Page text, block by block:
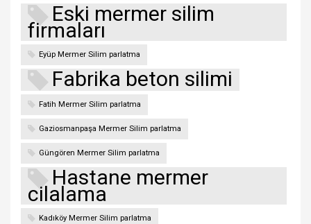
Eski mermer silim
firmaları
Eyüp Mermer Silim parlatma
Fabrika beton silimi
Fatih Mermer Silim parlatma
Gaziosmanpaşa Mermer Silim parlatma
Güngören Mermer Silim parlatma
Hastane mermer
cilalama
Kadıköy Mermer Silim parlatma